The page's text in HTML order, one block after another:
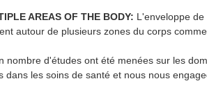
AREAS OF THE BODY: L'enveloppe
autour de plusieurs zones du corps
nombre d'études ont été menées sur les
dans les soins de santé et nous nous